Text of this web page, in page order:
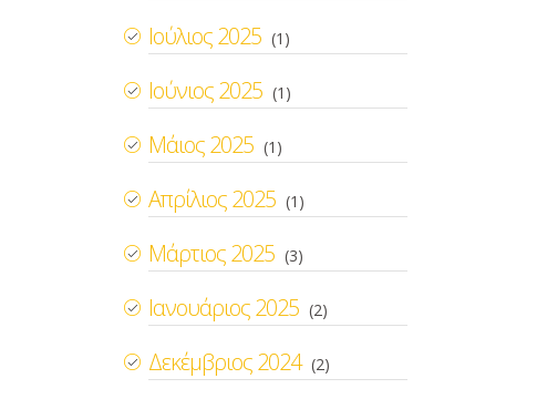
Ιούλιος 2025 (1)
Ιούνιος 2025 (1)
Μάιος 2025 (1)
Απρίλιος 2025 (1)
Μάρτιος 2025 (3)
Ιανουάριος 2025 (2)
Δεκέμβριος 2024 (2)